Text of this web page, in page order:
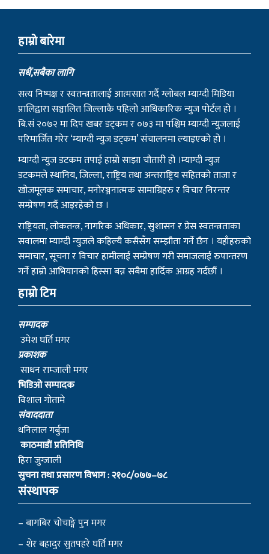
सधैं,सबैका लागि
सत्य निष्पक्ष र स्वतन्त्रतालाई आत्मसात गर्दै ग्लोबल म्याग्दी मिडिया
प्रालिद्वारा सञ्चालित जिल्लाकै पहिलो आधिकारिक न्युज पोर्टल हो ।
बि.सं २०७२ मा दिप खबर डट्कम र ०७३ मा पश्चिम म्याग्दी न्युजलाई
परिमार्जित गरेर ‘म्याग्दी न्युज डट्कम’ संचालनमा ल्याइएको हो ।
म्याग्दी न्युज डटकम तपाई हाम्रो साझा चौतारी हो ।म्याग्दी न्युज
डटकमले स्थानिय, जिल्ला, राष्ट्रिय तथा अन्तराष्ट्रिय सहितको ताजा र
खोजमूलक समाचार, मनोरञ्जनात्मक सामाग्रिहरु र विचार निरन्तर
सम्प्रेषण गर्दै आइरहेको छ ।
राष्ट्रियता, लोकतन्त्र, नागरिक अधिकार, सुशासन र प्रेस स्वतन्त्रताका
सवालमा म्याग्दी न्युजले कहिल्यै कसैसँग सम्झौता गर्ने छैन । यहाँहरुको
समाचार, सूचना र विचार हामीलाई सम्प्रेषण गरी समाजलाई रुपान्तरण
गर्ने हाम्रो आभियानको हिस्सा बन्न सबैमा हार्दिक आग्रह गर्दछौं ।
हाम्रो टिम
सम्पादक
उमेश घर्ति मगर
प्रकाशक
साधन राम्जाली मगर
भिडिओ सम्पादक
विशाल गोतामे
स‌ंवाददाता
धनिलाल गर्बुजा
काठमाडाैं प्रतिनिधि
हिरा जुग्जाली
सुचना तथा प्रसारण विभाग : २१०८/०७७–७८
संस्थापक
– बागबिर चोचाङ्गे पुन मगर
– शेर बहादुर सुतपहरे घर्ति मगर
– निराजन राम्जाली मगर